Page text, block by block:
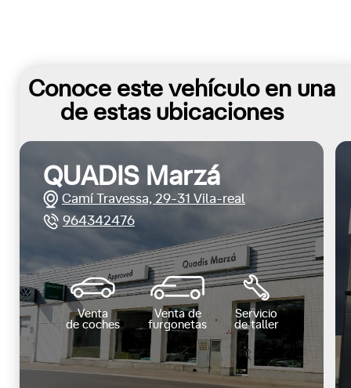
Conoce este vehículo en una
de estas ubicaciones
QUADIS Marzá
Camí Travessa, 29-31 Vila-real
964342476
Venta
de coches
Venta de
furgonetas
Servicio
de taller